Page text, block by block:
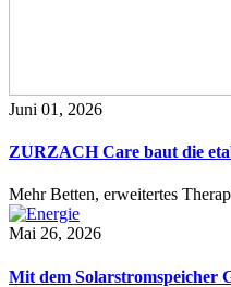
Juni 01, 2026
ZURZACH Care baut die
Mehr Betten, erweitertes
Mai 26, 2026
Mit dem Solarstromspeicher